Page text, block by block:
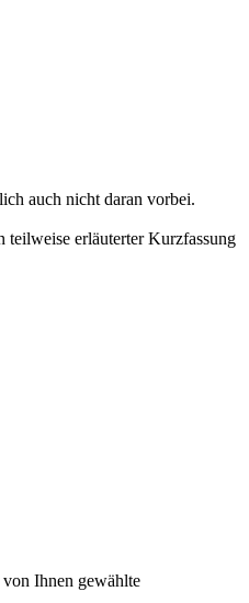
auch nicht daran vorbei.
teilweise erläuterter Kurzfassung
Ihnen gewählte